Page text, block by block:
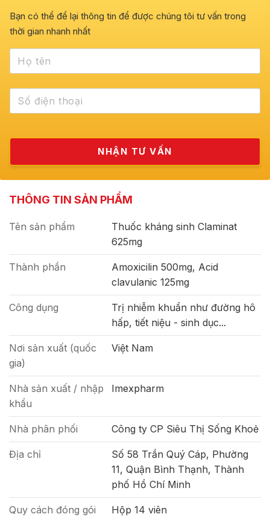
Bạn có thể để lại thông tin để được chúng tôi tư vấn trong
thời gian nhanh nhất
THÔNG TIN SẢN PHẨM
Tên sản phẩm
Thuốc kháng sinh Claminat
625mg
Thành phần
Amoxicilin 500mg, Acid
clavulanic 125mg
Công dụng
Trị nhiễm khuẩn như đường hô
hấp, tiết niệu - sinh dục...
Nơi sản xuất (quốc
gia)
Việt Nam
Nhà sản xuất / nhập
khẩu
Imexpharm
Nhà phân phối Công ty CP Siêu Thị Sống Khoẻ
Địa chỉ
Số 58 Trần Quý Cáp, Phường
11, Quận Bình Thạnh, Thành
phố Hồ Chí Minh
Quy cách đóng gói Hộp 14 viên